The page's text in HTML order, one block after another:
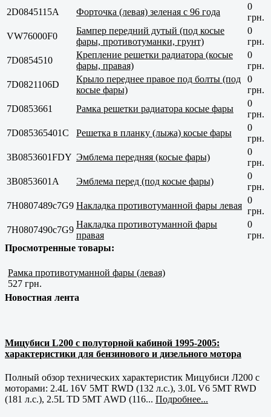
2D0845115A Форточка (левая) зеленая с 96 года
0
грн.
VW76000F0
Бампер передний дутый (под косые
фары, противотуманки, грунт)
0
грн.
7D0854510
Крепление решетки радиатора (косые
фары, правая)
0
грн.
7D0821106D
Крыло переднее правое под болты (под
косые фары)
0
грн.
7D0853661
Рамка решетки радиатора косые фары
0
грн.
7D085365401C
Решетка в планку (лыжа) косые фары
0
грн.
3B0853601FDY Эмблема передняя (косые фары)
0
грн.
3B0853601A
Эмблема перед (под косые фары)
0
грн.
7H0807489с7G9 Накладка противотуманной фары левая
0
грн.
7H0807490c7G9
Накладка противотуманной фары
правая
0
грн.
Просмотренные товары:
Рамка противотуманной фары (левая)
527 грн.
Новостная лента
Мицубиси L200 с полуторной кабиной 1995-2005:
характеристики для бензинового и дизельного мотора
Полный обзор технических характеристик Мицубиси Л200 с
моторами: 2.4L 16V 5MT RWD (132 л.с.), 3.0L V6 5MT RWD
(181 л.с.), 2.5L TD 5MT AWD (116... Подробнее...